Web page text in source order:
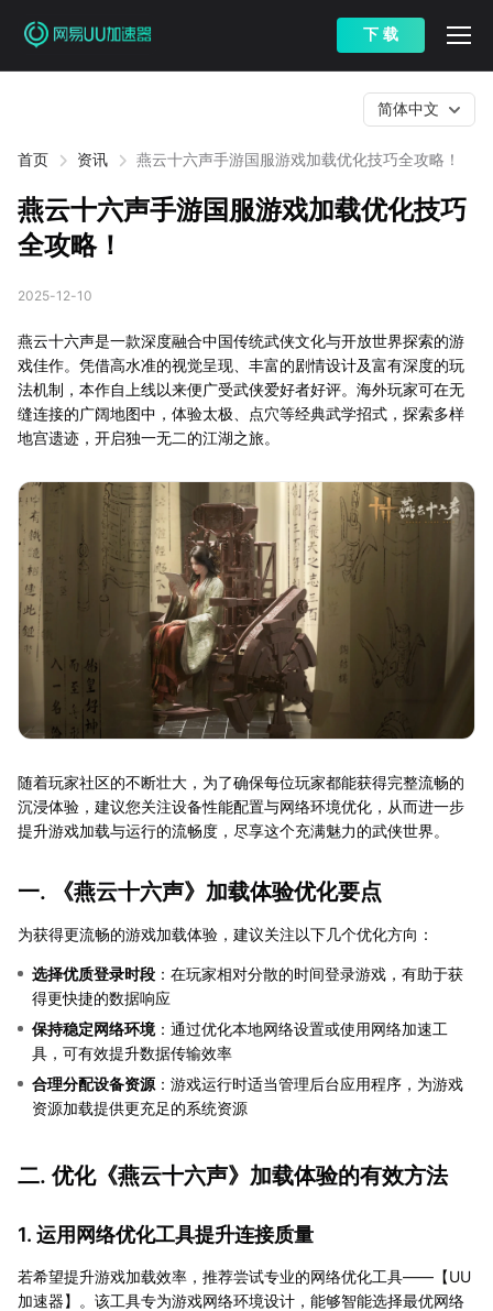
下 载
首页 资讯 燕云十六声手游国服游戏加载优化技巧全攻略！
简体中文
燕云十六声手游国服游戏加载优化技巧
全攻略！
2025-12-10
燕云十六声是一款深度融合中国传统武侠文化与开放世界探索的游
戏佳作。凭借高水准的视觉呈现、丰富的剧情设计及富有深度的玩
法机制，本作自上线以来便广受武侠爱好者好评。海外玩家可在无
缝连接的广阔地图中，体验太极、点穴等经典武学招式，探索多样
地宫遗迹，开启独一无二的江湖之旅。
随着玩家社区的不断壮大，为了确保每位玩家都能获得完整流畅的
沉浸体验，建议您关注设备性能配置与网络环境优化，从而进一步
提升游戏加载与运行的流畅度，尽享这个充满魅力的武侠世界。
一. 《燕云十六声》加载体验优化要点
为获得更流畅的游戏加载体验，建议关注以下几个优化方向：
选择优质登录时段 ：在玩家相对分散的时间登录游戏，有助于获
得更快捷的数据响应
保持稳定网络环境：通过优化本地网络设置或使用网络加速工
具，可有效提升数据传输效率
合理分配设备资源 ：游戏运行时适当管理后台应用程序，为游戏
资源加载提供更充足的系统资源
二. 优化《燕云十六声》加载体验的有效方法
1. 运用网络优化工具提升连接质量
若希望提升游戏加载效率，推荐尝试专业的网络优化工具——【UU
加速器】。该工具专为游戏网络环境设计，能够智能选择最优网络